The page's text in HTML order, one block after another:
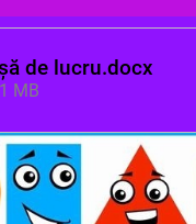
de lucru.docx
MB